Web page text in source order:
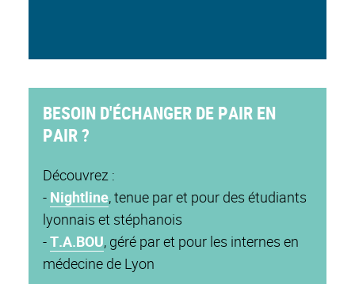
BESOIN D'ÉCHANGER DE PAIR EN
PAIR ?
Découvrez :
- Nightline, tenue par et pour des étudiants
lyonnais et stéphanois
-T.A.BOU, géré par et pour les internes en
médecine de Lyon